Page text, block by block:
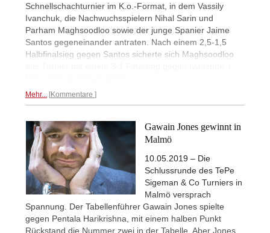
Schnellschachturnier im K.o.-Format, in dem Vassily
Ivanchuk, die Nachwuchsspielern Nihal Sarin und
Parham Maghsoodloo sowie der junge Spanier Jaime
Santos gegeneinander antraten. Nach einem 2,5-1,5
Halbfinalsieg gegen Santos sicherte sich Maghsoodloo
Mehr... Kommentare
Gawain Jones gewinnt in
Malmö
10.05.2019 – Die
Schlussrunde des TePe
Sigeman & Co Turniers in
Malmö versprach
Spannung. Der Tabellenführer Gawain Jones spielte
gegen Pentala Harikrishna, mit einem halben Punkt
Rückstand die Nummer zwei in der Tabelle. Aber Jones